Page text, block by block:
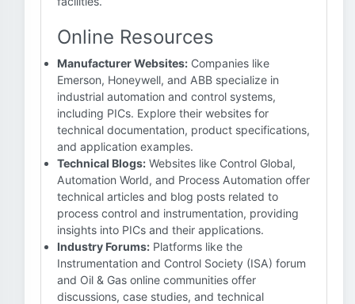
Online Resources
Manufacturer Websites: Companies like
Emerson, Honeywell, and ABB specialize in
industrial automation and control systems,
including PICs. Explore their websites for
technical documentation, product specifications,
and application examples.
Technical Blogs: Websites like Control Global,
Automation World, and Process Automation offer
technical articles and blog posts related to
process control and instrumentation, providing
insights into PICs and their applications.
Industry Forums: Platforms like the
Instrumentation and Control Society (ISA) forum
and Oil & Gas online communities offer
discussions, case studies, and technical